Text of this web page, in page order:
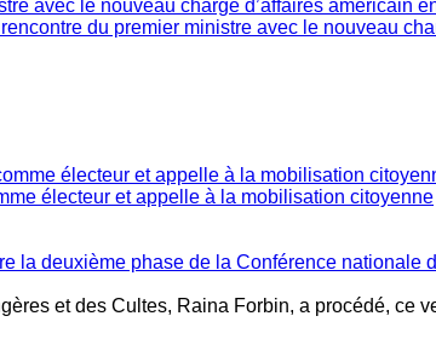
du premier ministre avec le nouveau
électeur et appelle à la mobilisation citoyenne
la deuxième phase de la Conférence nationale
et des Cultes, Raina Forbin, a procédé,